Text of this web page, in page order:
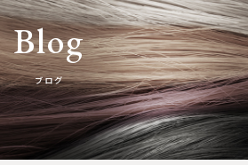
Blog
ブログ